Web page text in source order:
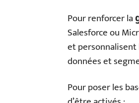
Pour renforcer la
Salesforce ou
et personnalisent
données et
Pour poser les